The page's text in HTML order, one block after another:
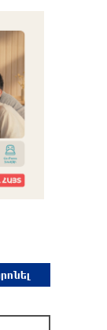
առաջ
ը.
առաջ
առաջ